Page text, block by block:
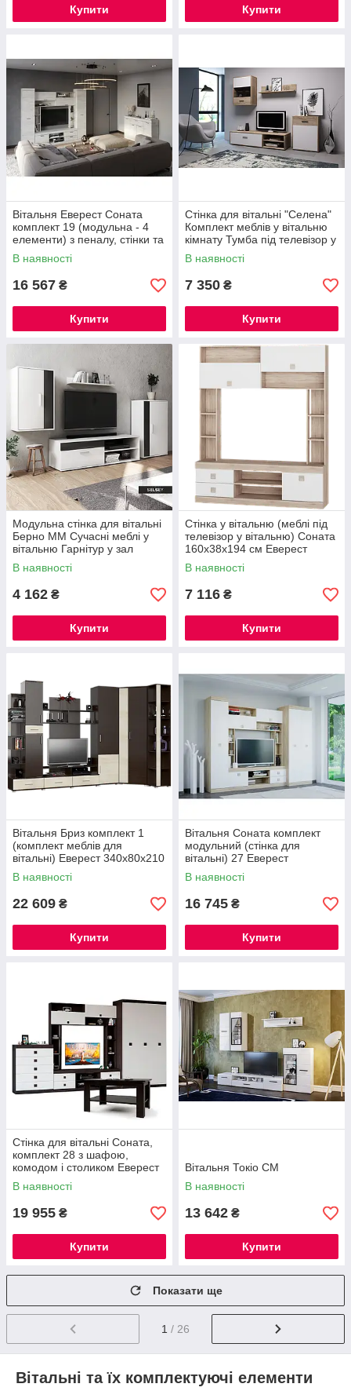
Купити Купити
Вітальня Еверест Соната
комплект 19 (модульна - 4
елементи) з пеналу, стінки та
комода
В наявності
16 567 ₴
Купити
Стінка для вітальні "Селена"
Комплект меблів у вітальню
кімнату Тумба під телевізор у
зал
В наявності
7 350 ₴
Купити
Модульна стінка для вітальні
Берно ММ Сучасні меблі у
вітальню Гарнітур у зал
В наявності
4 162 ₴
Купити
Стінка у вітальню (меблі під
телевізор у вітальню) Соната
160х38х194 см Еверест
В наявності
7 116 ₴
Купити
Вітальня Бриз комплект 1
(комплект меблів для
вітальні) Еверест 340х80х210
см
В наявності
22 609 ₴
Купити
Вітальня Соната комплект
модульний (стінка для
вітальні) 27 Еверест
В наявності
16 745 ₴
Купити
Стінка для вітальні Соната,
комплект 28 з шафою,
комодом і столиком Еверест
В наявності
19 955 ₴
Купити
Вітальня Токіо СМ
В наявності
13 642 ₴
Купити
Показати ще
1 / 26
Вітальні та їх комплектуючі елементи